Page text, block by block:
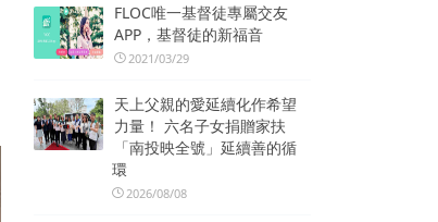
FLOC唯一基督徒專屬交友
APP，基督徒的新福音
2021/03/29
天上父親的愛延續化作希望
力量！ 六名子女捐贈家扶
「南投映全號」延續善的循
環
2026/08/08